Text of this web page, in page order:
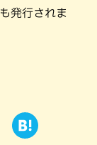
発行されま